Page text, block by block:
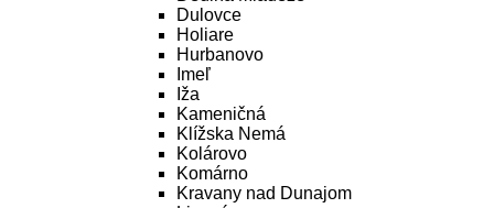
Dulovce
Holiare
Hurbanovo
Imeľ
Iža
Kameničná
Klížska Nemá
Kolárovo
Komárno
Kravany nad Dunajom